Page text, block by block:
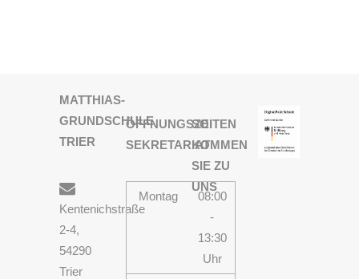
MATTHIAS-
GRUNDSCHULE
TRIER
Kentenichstraße
2-4,
54290
Trier
ÖFFNUNGSZEITEN
SEKRETARIAT
Montag
08:00
-
13:30
Uhr
SO
KOMMEN
SIE ZU
UNS